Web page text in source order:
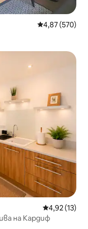
Средна
4,87 (570)
Средна
4,92 (13)
на Кардиф